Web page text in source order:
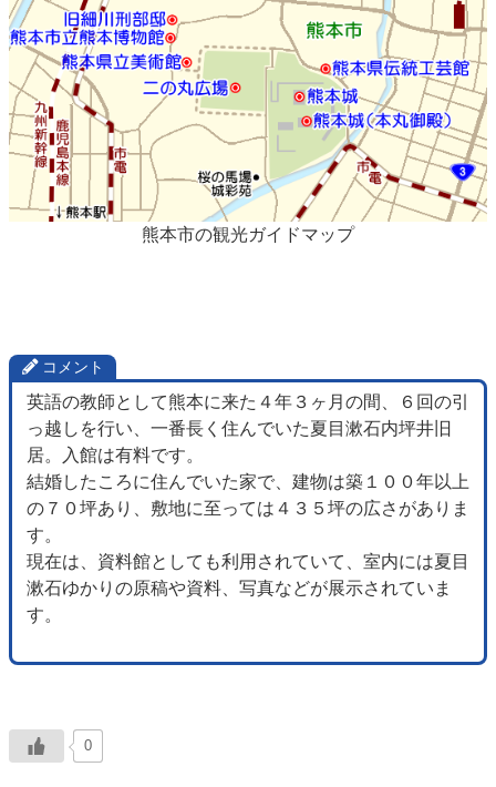
熊本市の観光ガイドマップ
コメント
英語の教師として熊本に来た４年３ヶ月の間、６回の引
っ越しを行い、一番長く住んでいた夏目漱石内坪井旧
居。入館は有料です。
結婚したころに住んでいた家で、建物は築１００年以上
の７０坪あり、敷地に至っては４３５坪の広さがありま
す。
現在は、資料館としても利用されていて、室内には夏目
漱石ゆかりの原稿や資料、写真などが展示されていま
す。
0